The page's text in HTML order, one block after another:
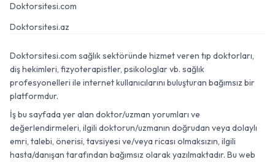
Doktorsitesi.com
Doktorsitesi.az
Doktorsitesi.com sağlık sektöründe hizmet veren tıp doktorları,
diş hekimleri, fizyoterapistler, psikologlar vb. sağlık
profesyonelleri ile internet kullanıcılarını buluşturan bağımsız bir
platformdur.
İş bu sayfada yer alan doktor/uzman yorumları ve
değerlendirmeleri, ilgili doktorun/uzmanın doğrudan veya dolaylı
emri, talebi, önerisi, tavsiyesi ve/veya ricası olmaksızın, ilgili
hasta/danışan tarafından bağımsız olarak yazılmaktadır. Bu web